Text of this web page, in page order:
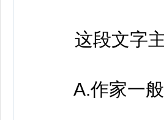
这段文字主
A.作家一般